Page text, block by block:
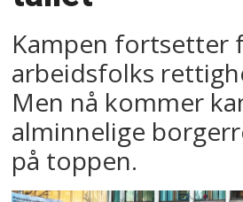
Kampen fortsetter
arbeidsfolks
Men nå kommer
alminnelige
på toppen.